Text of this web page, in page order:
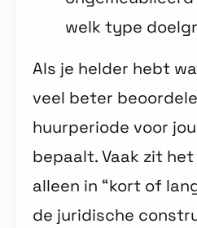
welk type
Als je helder hebt
veel beter
huurperiode voor
bepaalt. Vaak zit
alleen in “kort of
de juridische